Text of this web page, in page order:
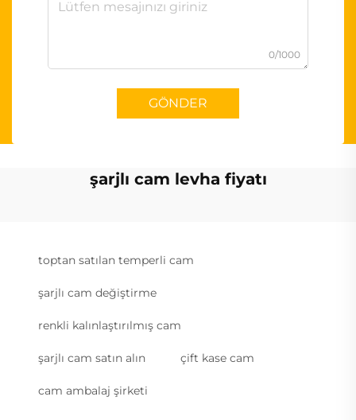
0/1000
GÖNDER
şarjlı cam levha fiyatı
toptan satılan temperli cam
şarjlı cam değiştirme
renkli kalınlaştırılmış cam
şarjlı cam satın alın çift kase cam
cam ambalaj şirketi